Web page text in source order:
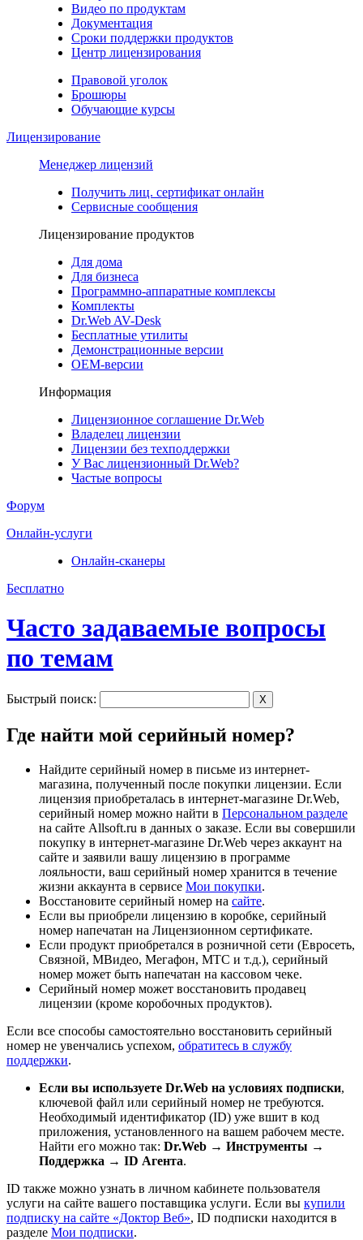
Видео по продуктам
Документация
Сроки поддержки продуктов
Центр лицензирования
Правовой уголок
Брошюры
Обучающие курсы
Лицензирование
Менеджер лицензий
Получить лиц. сертификат онлайн
Сервисные сообщения
Лицензирование продуктов
Для дома
Для бизнеса
Программно-аппаратные комплексы
Комплекты
Dr.Web AV-Desk
Бесплатные утилиты
Демонстрационные версии
ОЕМ-версии
Информация
Лицензионное соглашение Dr.Web
Владелец лицензии
Лицензии без техподдержки
У Вас лицензионный Dr.Web?
Частые вопросы
Форум
Онлайн-услуги
Онлайн-сканеры
Бесплатно
Часто задаваемые вопросы
по темам
Быстрый поиск: X
Где найти мой серийный номер?
Найдите серийный номер в письме из интернет-
магазина, полученный после покупки лицензии. Если
лицензия приобреталась в интернет-магазине Dr.Web,
серийный номер можно найти в Персональном разделе
на сайте Allsoft.ru в данных о заказе. Если вы совершили
покупку в интернет-магазине Dr.Web через аккаунт на
сайте и заявили вашу лицензию в программе
лояльности, ваш серийный номер хранится в течение
жизни аккаунта в сервисе Мои покупки.
Восстановите серийный номер на сайте.
Если вы приобрели лицензию в коробке, серийный
номер напечатан на Лицензионном сертификате.
Если продукт приобретался в розничной сети (Евросеть,
Связной, МВидео, Мегафон, МТС и т.д.), серийный
номер может быть напечатан на кассовом чеке.
Серийный номер может восстановить продавец
лицензии (кроме коробочных продуктов).
Если все способы самостоятельно восстановить серийный
номер не увенчались успехом, обратитесь в службу
поддержки.
Если вы используете Dr.Web на условиях подписки,
ключевой файл или серийный номер не требуются.
Необходимый идентификатор (ID) уже вшит в код
приложения, установленного на вашем рабочем месте.
Найти его можно так: Dr.Web → Инструменты →
Поддержка → ID Агента.
ID также можно узнать в личном кабинете пользователя
услуги на сайте вашего поставщика услуги. Если вы купили
подписку на сайте «Доктор Веб», ID подписки находится в
разделе Мои подписки.